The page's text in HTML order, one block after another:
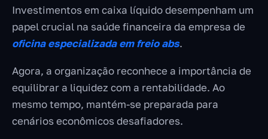
Investimentos em caixa líquido desempenham um
papel crucial na saúde financeira da empresa de
oficina especializada em freio abs.
Agora, a organização reconhece a importância de
equilibrar a liquidez com a rentabilidade. Ao
mesmo tempo, mantém-se preparada para
cenários econômicos desafiadores.